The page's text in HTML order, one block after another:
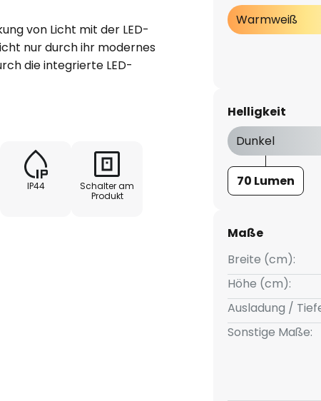
von Licht mit der LED-
nur durch ihr modernes
die integrierte LED-
Beleuchtung sorgt. Diese
Außenbereich sorgt,
moderner Stilrichtung und
macht diese Leuchte
auf Design und
IP44
Schalter am
Produkt
Warmweiß
Helligkeit
Dunkel
70 Lumen
Maße
Breite (cm):
Höhe (cm):
Ausladung /
Sonstige Maße: